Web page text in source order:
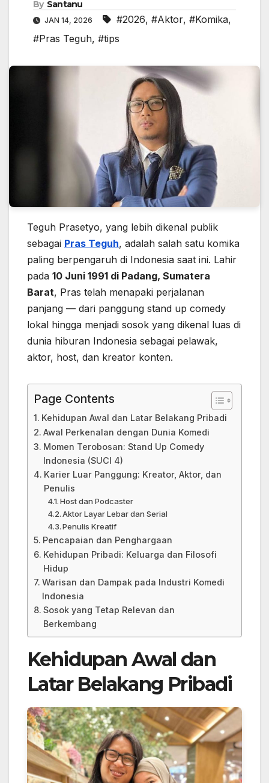
By Santanu
JAN 14, 2026 #2026, #Aktor, #Komika,
#Pras Teguh, #tips
Teguh Prasetyo, yang lebih dikenal publik
sebagai Pras Teguh, adalah salah satu komika
paling berpengaruh di Indonesia saat ini. Lahir
pada 10 Juni 1991 di Padang, Sumatera
Barat, Pras telah menapaki perjalanan
panjang — dari panggung stand up comedy
lokal hingga menjadi sosok yang dikenal luas di
dunia hiburan Indonesia sebagai pelawak,
aktor, host, dan kreator konten.
Page Contents
Kehidupan Awal dan Latar Belakang Pribadi
Awal Perkenalan dengan Dunia Komedi
Momen Terobosan: Stand Up Comedy
Indonesia (SUCI 4)
Karier Luar Panggung: Kreator, Aktor, dan
Penulis
Host dan Podcaster
Aktor Layar Lebar dan Serial
Penulis Kreatif
Pencapaian dan Penghargaan
Kehidupan Pribadi: Keluarga dan Filosofi
Hidup
Warisan dan Dampak pada Industri Komedi
Indonesia
Sosok yang Tetap Relevan dan
Berkembang
Kehidupan Awal dan
Latar Belakang Pribadi